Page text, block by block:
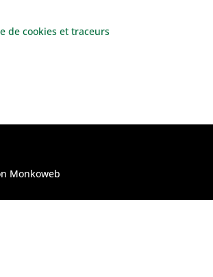
de cookies et traceurs
Légales
Monkoweb